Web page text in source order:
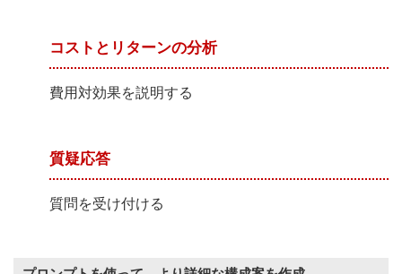
コストとリターンの分析
費用対効果を説明する
質疑応答
質問を受け付ける